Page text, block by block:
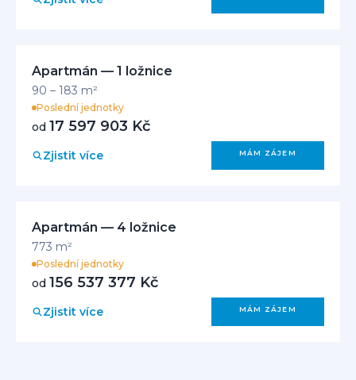
Apartmán — 1 ložnice
90 – 183 m²
Poslední jednotky
od 17 597 903 Kč
Zjistit více MÁM ZÁJEM
Apartmán — 4 ložnice
773 m²
Poslední jednotky
od 156 537 377 Kč
Zjistit více MÁM ZÁJEM